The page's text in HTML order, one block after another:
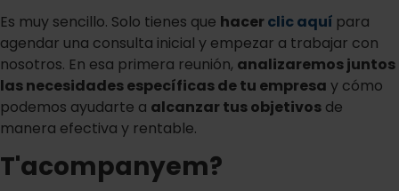
Es muy sencillo. Solo tienes que hacerclic aquí para
agendar una consulta inicial y empezar a trabajar con
nosotros. En esa primera reunión, analizaremos juntos
las necesidades específicas de tu empresa y cómo
podemos ayudarte a alcanzar tus objetivos de
manera efectiva y rentable.
T'acompanyem?